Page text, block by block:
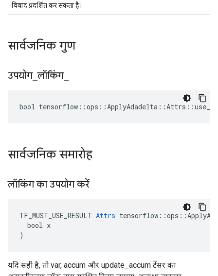
विवाद प्रदर्शित कर सकता है।
सार्वजनिक गुण
उपयोग_लॉकिंग_
bool
सार्वजनिक समारोह
लॉकिंग का उपयोग करें
TF_MUST_USE_RESULT Attrs
  bool x
)
यदि सही है, तो var, accum और update_accum टेंसर का